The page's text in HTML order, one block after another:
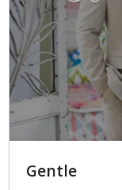
Gentle